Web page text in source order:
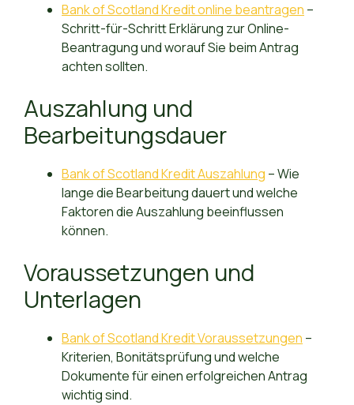
Bank of Scotland Kredit online beantragen –
Schritt-für-Schritt Erklärung zur Online-
Beantragung und worauf Sie beim Antrag
achten sollten.
Auszahlung und
Bearbeitungsdauer
Bank of Scotland Kredit Auszahlung – Wie
lange die Bearbeitung dauert und welche
Faktoren die Auszahlung beeinflussen
können.
Voraussetzungen und
Unterlagen
Bank of Scotland Kredit Voraussetzungen –
Kriterien, Bonitätsprüfung und welche
Dokumente für einen erfolgreichen Antrag
wichtig sind.